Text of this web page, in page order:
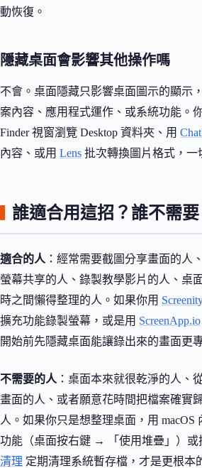
動恢復。
隱藏桌面會影響其他操作嗎
不會。桌面隱藏只影響桌面圖示的顯示
案內容、應用程式運作、或系統功能。
Finder 視窗瀏覽 Desktop 資料夾、用
內容、或用 Lens 批次轉換圖片格式，一
誰適合用這招？誰不需要
適合的人 ：經常需要截圖分享畫面的人
螢幕共享的人、錄製教學影片的人、桌
時之間懶得整理的人。如果你用
擴充功能錄製螢幕，或是用 ScreenApp.io
開始前先隱藏桌面能讓錄出來的畫面更
不需要的人 ：桌面本來就很乾淨的人、
畫面的人、或者願意花時間把檔案確實
人。如果你只是想整理桌面，用 macOS
功能（桌面按右鍵 → 「使用堆疊」）或
清理 定期清理系統暫存檔，才是更根本